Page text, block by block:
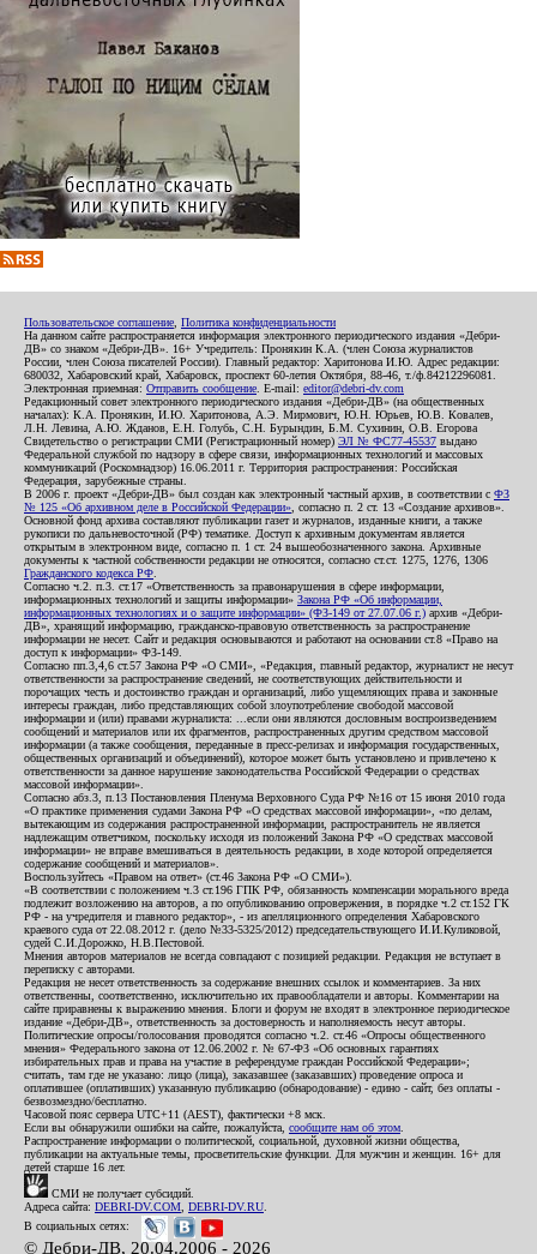
Пользовательское соглашение Политика конфиденциальности
На данном сайте распространяется информация электронного периодического издания «Дебри-
ДВ» со знаком «Дебри-ДВ». 16+ Учредитель: Пронякин К.А. (член Союза журналистов
России, член Союза писателей России). Главный редактор: Харитонова И.Ю. Адрес редакции:
680032, Хабаровский край, Хабаровск, проспект 60-летия Октября, 88-46, т./ф.84212296081.
Электронная приемная: Отправить сообщение . E-mail: editor@debri-dv.com
Редакционный совет электронного периодического издания «Дебри-ДВ» (на общественных
началах): К.А. Пронякин, И.Ю. Харитонова, А.Э. Мирмович, Ю.Н. Юрьев, Ю.В. Ковалев,
Л.Н. Левина, А.Ю. Жданов, Е.Н. Голубь, С.Н. Бурындин, Б.М. Сухинин, О.В. Егорова
Свидетельство о регистрации СМИ (Регистрационный номер) ЭЛ № ФС77-45537 выдано
Федеральной службой по надзору в сфере связи, информационных технологий и массовых
коммуникаций (Роскомнадзор) 16.06.2011 г. Территория распространения: Российская
Федерация, зарубежные страны.
В 2006 г. проект «Дебри-ДВ» был создан как электронный частный архив, в соответствии с ФЗ
№ 125 «Об архивном деле в Российской Федерации» , согласно п. 2 ст. 13 «Создание архивов».
Основной фонд архива составляют публикации газет и журналов, изданные книги, а также
рукописи по дальневосточной (РФ) тематике. Доступ к архивным документам является
открытым в электронном виде, согласно п. 1 ст. 24 вышеобозначенного закона. Архивные
документы к частной собственности редакции не относятся, согласно ст.ст. 1275, 1276, 1306
Гражданского кодекса РФ
Согласно ч.2. п.3. ст.17 «Ответственность за правонарушения в сфере информации,
информационных технологий и защиты информации» Закона РФ «Об информации,
информационных технологиях и о защите информации» (ФЗ-149 от 27.07.06 г.) архив «Дебри-
ДВ», хранящий информацию, гражданско-правовую ответственность за распространение
информации не несет. Сайт и редакция основываются и работают на основании ст.8 «Право на
доступ к информации» ФЗ-149.
Согласно пп.3,4,6 ст.57 Закона РФ «О СМИ», «Редакция, главный редактор, журналист не несут
ответственности за распространение сведений, не соответствующих действительности и
порочащих честь и достоинство граждан и организаций, либо ущемляющих права и законные
интересы граждан, либо представляющих собой злоупотребление свободой массовой
информации и (или) правами журналиста: ...если они являются дословным воспроизведением
сообщений и материалов или их фрагментов, распространенных другим средством массовой
информации (а также сообщения, переданные в пресс-релизах и информация государственных,
общественных организаций и объединений), которое может быть установлено и привлечено к
ответственности за данное нарушение законодательства Российской Федерации о средствах
массовой информации».
Согласно абз.3, п.13 Постановления Пленума Верховного Суда РФ №16 от 15 июня 2010 года
«О практике применения судами Закона РФ «О средствах массовой информации», «по делам,
вытекающим из содержания распространенной информации, распространитель не является
надлежащим ответчиком, поскольку исходя из положений Закона РФ «О средствах массовой
информации» не вправе вмешиваться в деятельность редакции, в ходе которой определяется
содержание сообщений и материалов».
Воспользуйтесь «Правом на ответ» (ст.46 Закона РФ «О СМИ»).
«В соответствии с положением ч.3 ст.196 ГПК РФ, обязанность компенсации морального вреда
подлежит возложению на авторов, а по опубликованию опровержения, в порядке ч.2 ст.152 ГК
РФ - на учредителя и главного редактор», - из апелляционного определения Хабаровского
краевого суда от 22.08.2012 г. (дело №33-5325/2012) председательствующего И.И.Куликовой,
судей С.И.Дорожко, Н.В.Пестовой.
Мнения авторов материалов не всегда совпадают с позицией редакции. Редакция не вступает в
переписку с авторами.
Редакция не несет ответственность за содержание внешних ссылок и комментариев. За них
ответственны, соответственно, исключительно их правообладатели и авторы. Комментарии на
сайте приравнены к выражению мнения. Блоги и форум не входят в электронное периодическое
издание «Дебри-ДВ», ответственность за достоверность и наполняемость несут авторы.
Политические опросы/голосования проводятся согласно ч.2. ст.46 «Опросы общественного
мнения» Федерального закона от 12.06.2002 г. № 67-ФЗ «Об основных гарантиях
избирательных прав и права на участие в референдуме граждан Российской Федерации»;
считать, там где не указано: лицо (лица), заказавшее (заказавших) проведение опроса и
оплатившее (оплативших) указанную публикацию (обнародование) - едино - сайт, без оплаты -
безвозмездно/бесплатно.
Часовой пояс сервера UTC+11 (AEST), фактически +8 мск.
Если вы обнаружили ошибки на сайте, пожалуйста, сообщите нам об этом
Распространение информации о политической, социальной, духовной жизни общества,
публикации на актуальные темы, просветительские функции. Для мужчин и женщин. 16+ для
детей старше 16 лет.
СМИ не получает субсидий.
Адреса сайта: DEBRI-DV.COM DEBRI-DV.RU
В социальных сетях:
© Дебри-ДВ, 20.04.2006 - 2026